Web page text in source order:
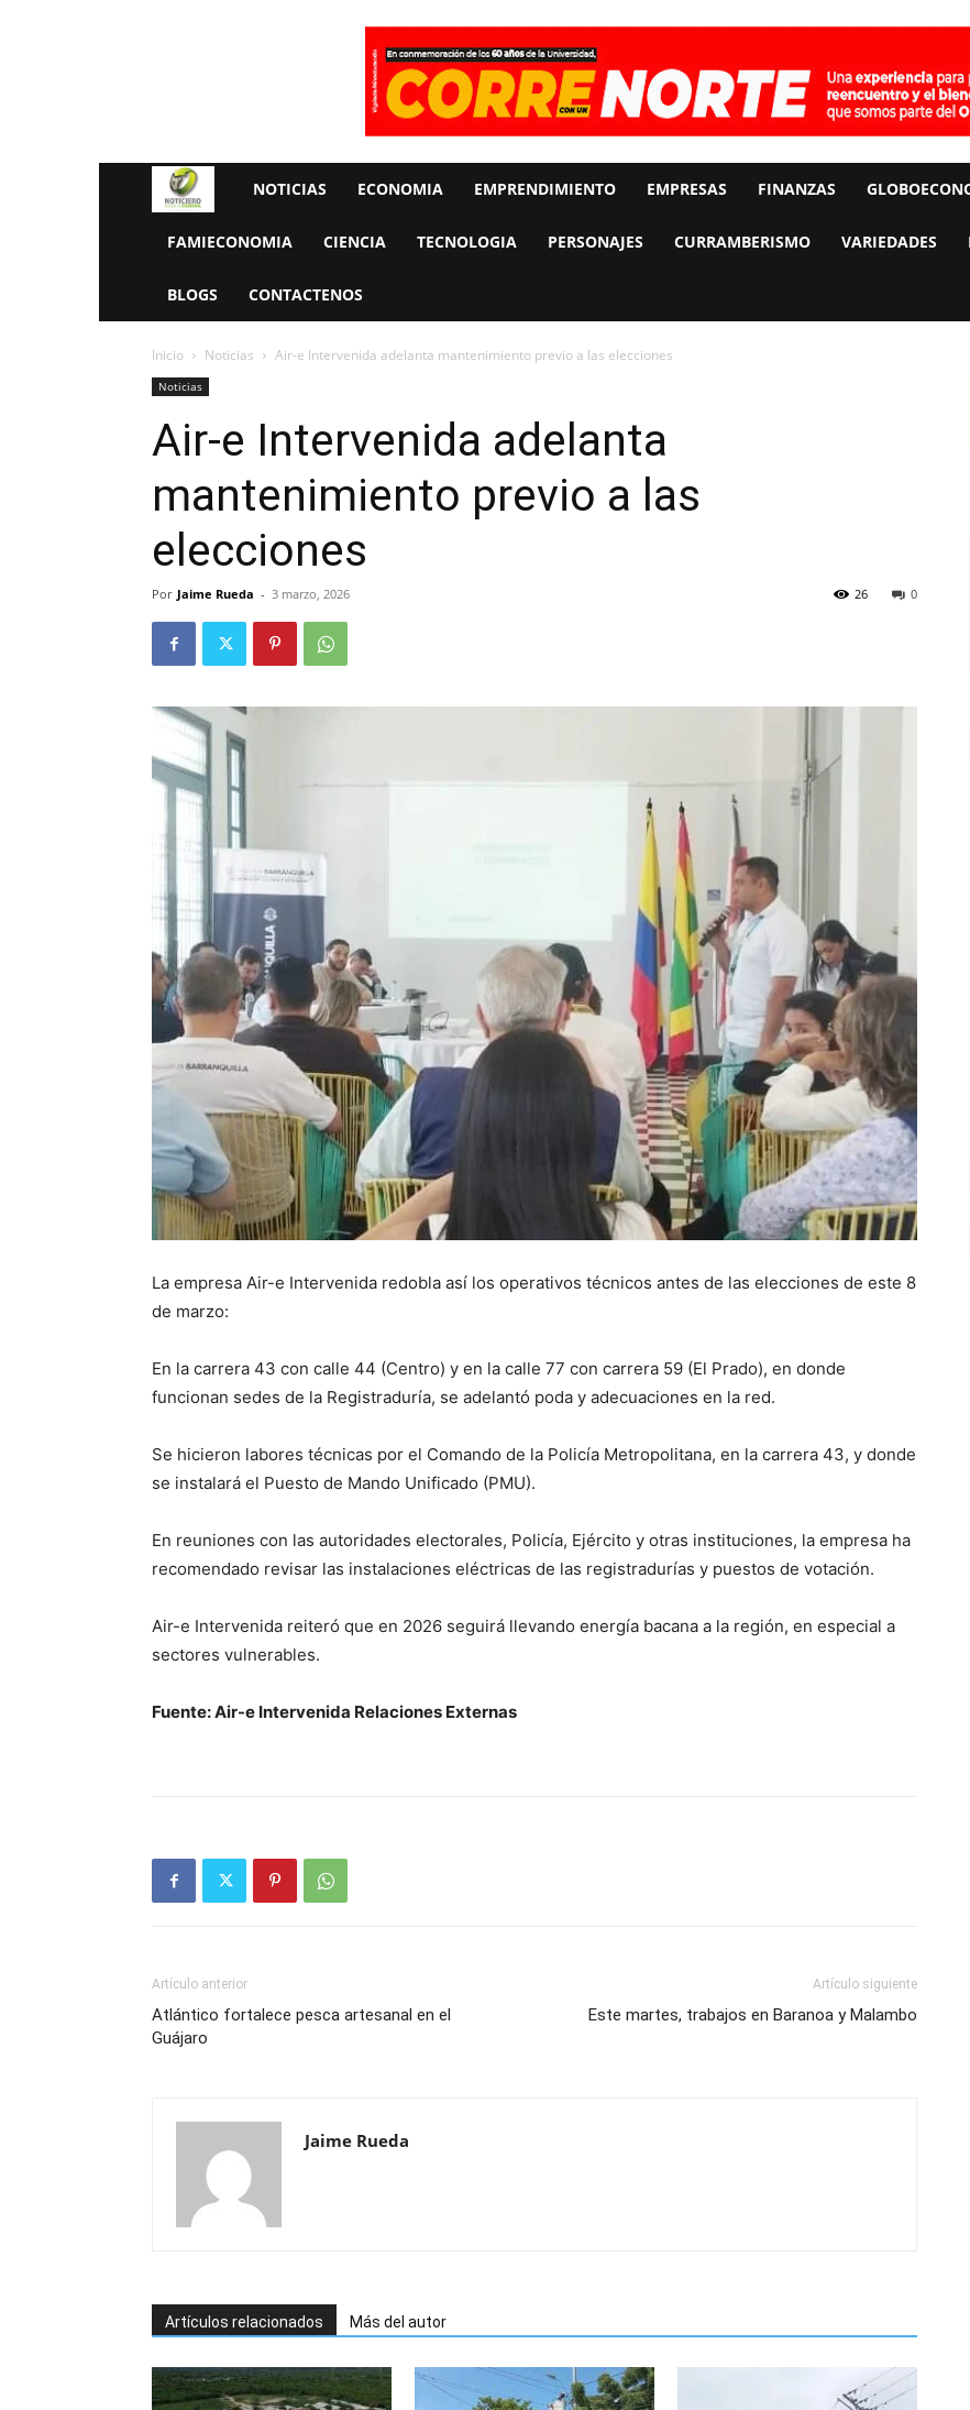
Rueda
La
Economia
NOTICIAS ECONOMIA EMPRENDIMIENTO EMPRESAS FINANZAS
FAMIECONOMIA CIENCIA TECNOLOGIA PERSONAJES CURRAMBERISMO VARIEDADES
BLOGS CONTACTENOS
Inicio Noticias Air-e Intervenida adelanta mantenimiento previo a las elecciones
Noticias
Air-e Intervenida adelanta
mantenimiento previo a las
elecciones
Por Jaime Rueda - 3 marzo, 2026 0
26
La empresa Air-e Intervenida redobla así los operativos técnicos antes de las elecciones de este 8
de marzo:
En la carrera 43 con calle 44 (Centro) y en la calle 77 con carrera 59 (El Prado), en donde
funcionan sedes de la Registraduría, se adelantó poda y adecuaciones en la red.
Se hicieron labores técnicas por el Comando de la Policía Metropolitana, en la carrera 43, y donde
se instalará el Puesto de Mando Unificado (PMU).
En reuniones con las autoridades electorales, Policía, Ejército y otras instituciones, la empresa ha
recomendado revisar las instalaciones eléctricas de las registradurías y puestos de votación.
Air-e Intervenida reiteró que en 2026 seguirá llevando energía bacana a la región, en especial a
sectores vulnerables.
Fuente: Air-e Intervenida Relaciones Externas
Artículo anterior
Atlántico fortalece pesca artesanal en el
Guájaro
Artículo siguiente
Este martes, trabajos en Baranoa y Malambo
Jaime Rueda
Artículos relacionados Más del autor